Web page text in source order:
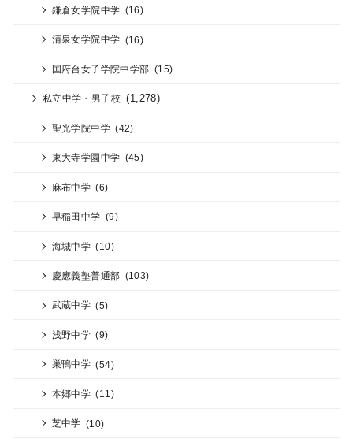
鎌倉女学院中学 (16)
清泉女学院中学 (16)
国府台女子学院中学部 (15)
私立中学・男子校 (1,278)
聖光学院中学 (42)
東大寺学園中学 (45)
麻布中学 (6)
早稲田中学 (9)
海城中学 (10)
慶應義塾普通部 (103)
武蔵中学 (5)
浅野中学 (9)
巣鴨中学 (54)
本郷中学 (11)
芝中学 (10)